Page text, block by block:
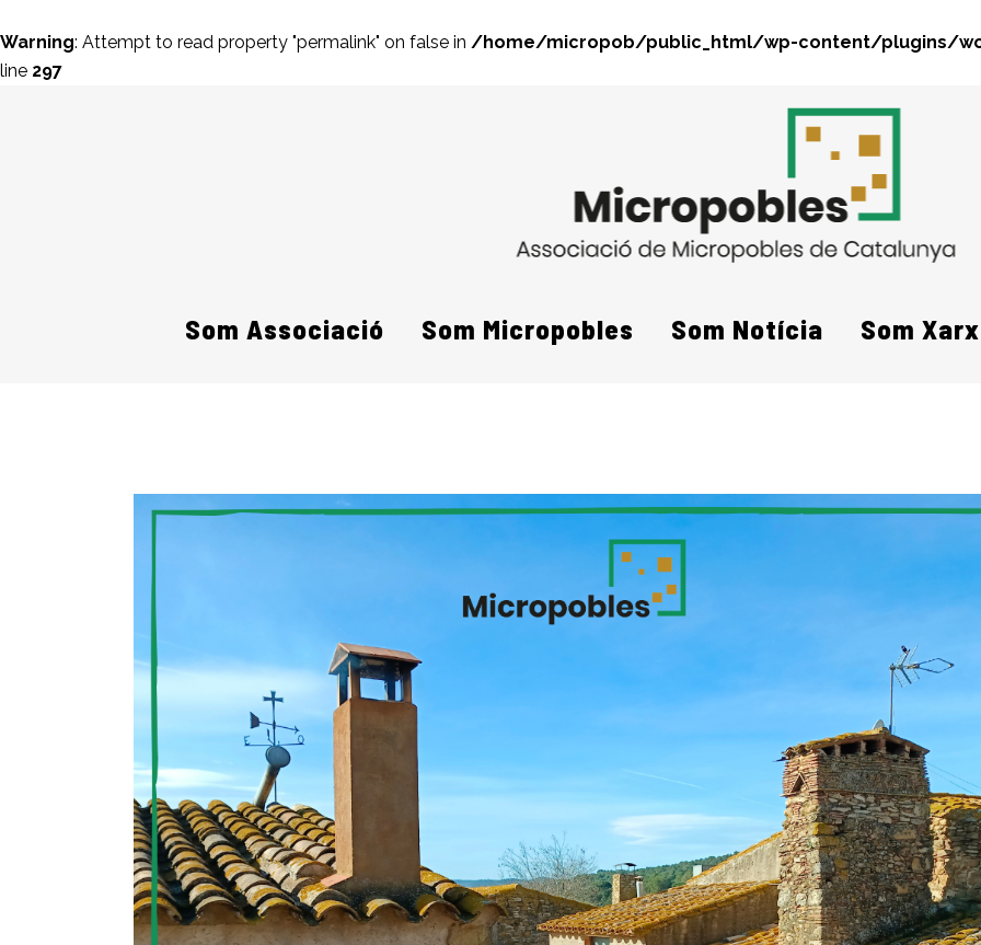
Warning: Attempt to read property "permalink" on false in /home/micropob/public_html/wp-content/plugins/
line 297
Som Associació Som Micropobles Som Notícia Som